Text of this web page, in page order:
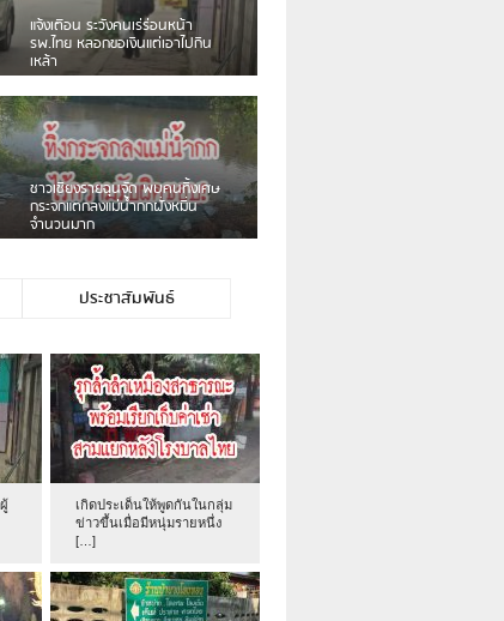
ขายพวงมาลัยหน้าพ่อขุนฯ
ใช่ประชาชนชาวเชียงร […]
ประชาสัมพันธ์
เกิดประเด็นให้พูดกันในกลุ่ม
ข่าวขึ้นเมื่อมีหนุ่มรายหนึ่ง
[…]